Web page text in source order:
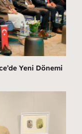
Yeni Dönemi